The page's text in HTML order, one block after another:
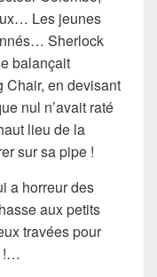
Les jeunes
Sherlock
balançait
Chair, en devisant
nul n’avait raté
lieu de la
sur sa pipe !
a horreur des
aux petits
travées pour
!…